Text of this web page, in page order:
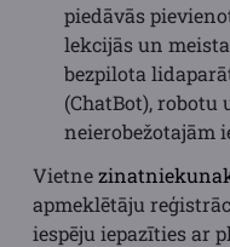
piedāvās
lekcijās un
bezpilota
(ChatBot),
neierobežotajām
Vietne
apmeklētāju
iespēju iepazīties ar